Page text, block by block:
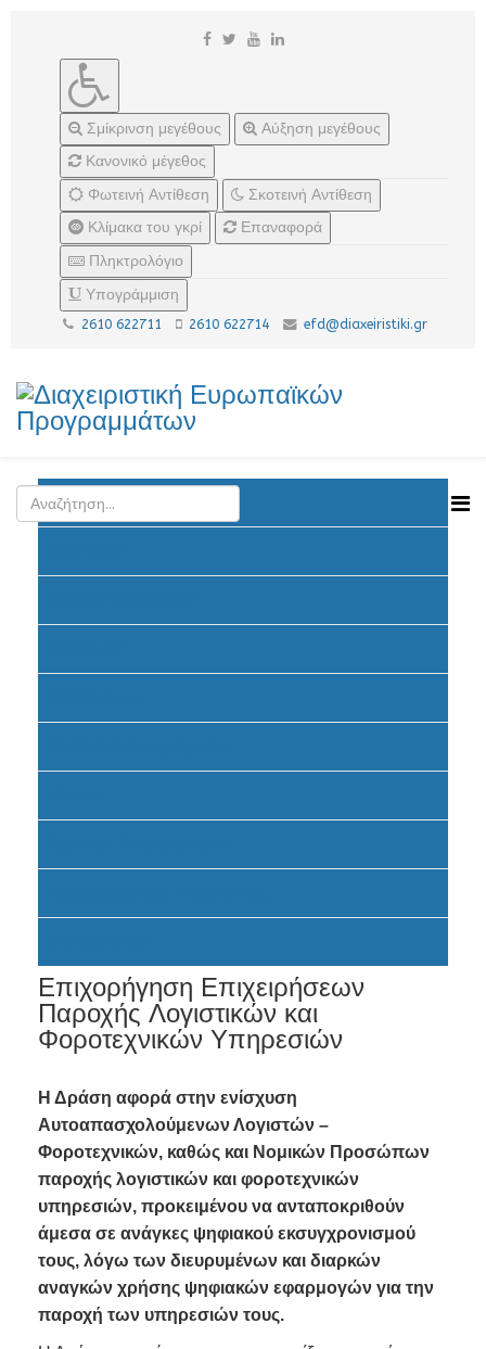
Σμίκρινση μεγέθους
Αύξηση μεγέθους
Κανονικό μέγεθος
Φωτεινή Αντίθεση
Σκοτεινή Αντίθεση
Κλίμακα του γκρί
Επαναφορά
Πληκτρολόγιο
Υπογράμμιση
2610 622711 2610 622714 efd@diaxeiristiki.gr
Ανακοινώσεις
Επιχορήγηση Επιχειρήσεων
Παροχής Λογιστικών και
Φοροτεχνικών Υπηρεσιών
Η Δράση αφορά στην ενίσχυση
Αυτοαπασχολούμενων Λογιστών –
Φοροτεχνικών, καθώς και Νομικών Προσώπων
παροχής λογιστικών και φοροτεχνικών
υπηρεσιών, προκειμένου να ανταποκριθούν
άμεσα σε ανάγκες ψηφιακού εκσυγχρονισμού
τους, λόγω των διευρυμένων και διαρκών
αναγκών χρήσης ψηφιακών εφαρμογών για την
παροχή των υπηρεσιών τους.